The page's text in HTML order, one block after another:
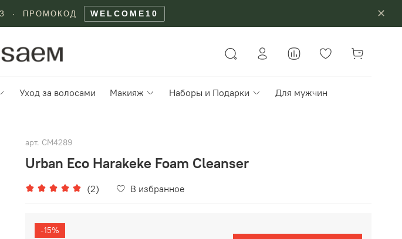
· ПРОМОКОД WELCOME10 ✕
Уход за волосами Макияж Наборы и Подарки Для мужчин
арт. СМ4289
Urban Eco Harakeke Foam Cleanser
(2) В избранное
-15%